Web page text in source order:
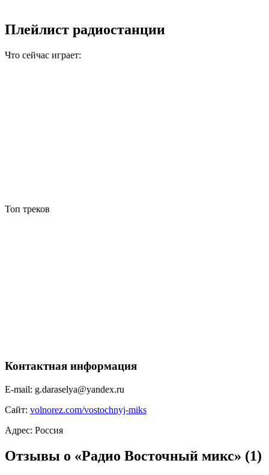
Плейлист радиостанции
Что сейчас играет:
Топ треков
Контактная информация
E-mail: g.daraselya@yandex.ru
Сайт: volnorez.com/vostochnyj-miks
Адрес: Россия
Отзывы о «Радио Восточный микс» (1)